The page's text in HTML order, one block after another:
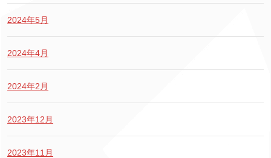
2024年5月
2024年4月
2024年2月
2023年12月
2023年11月